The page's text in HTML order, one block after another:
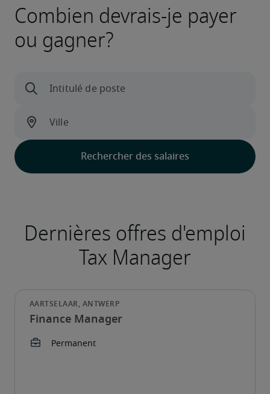
Combien devrais-je payer
ou gagner?
Finance Manager